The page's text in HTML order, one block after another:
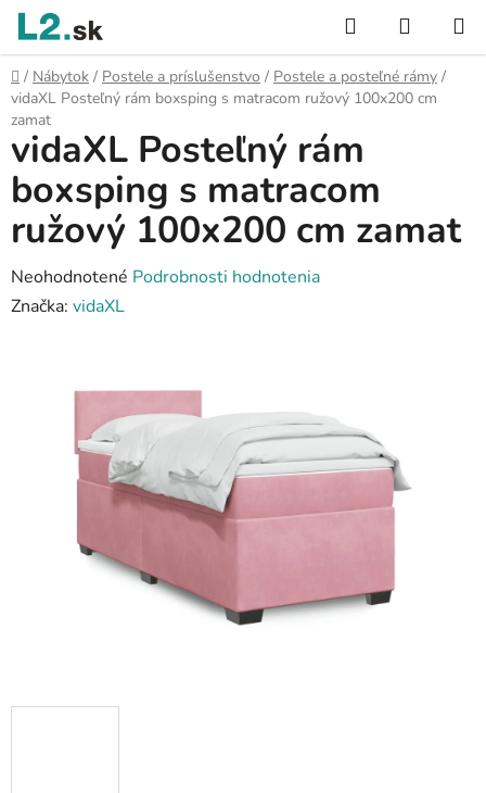
Prejsť
obsah
Hľadať
KOŠÍK
Domov
/ Nábytok / Postele a príslušenstvo / Postele a posteľné rámy /
vidaXL Posteľný rám boxsping s matracom ružový 100x200 cm
zamat
vidaXL Posteľný rám
boxsping s matracom
ružový 100x200 cm zamat
Priemerné
hodnotenie
hviezdičiek.
Neohodnotené Podrobnosti hodnotenia
Značka: vidaXL